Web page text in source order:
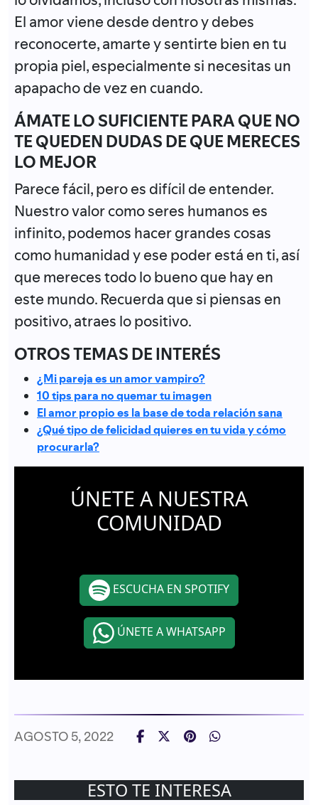
El amor viene desde dentro y debes
reconocerte, amarte y sentirte bien en tu
propia piel, especialmente si necesitas un
apapacho de vez en cuando.
ÁMATE LO SUFICIENTE PARA QUE NO
TE QUEDEN DUDAS DE QUE MERECES
LO MEJOR
Parece fácil, pero es difícil de entender.
Nuestro valor como seres humanos es
infinito, podemos hacer grandes cosas
como humanidad y ese poder está en ti, así
que mereces todo lo bueno que hay en
este mundo. Recuerda que si piensas en
positivo, atraes lo positivo.
OTROS TEMAS DE INTERÉS
¿Mi pareja es un amor vampiro?
10 tips para no quemar tu imagen
El amor propio es la base de toda relación sana
¿Qué tipo de felicidad quieres en tu vida y cómo
procurarla?
ÚNETE A NUESTRA
COMUNIDAD
ESCUCHA EN SPOTIFY
ÚNETE A WHATSAPP
AGOSTO 5, 2022
ESTO TE INTERESA